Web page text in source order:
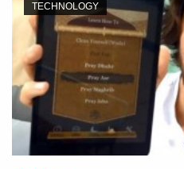
TECHNOLOGY